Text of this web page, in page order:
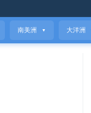
南美洲 ▼ 大洋洲